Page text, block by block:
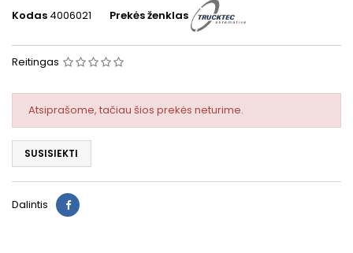
Kodas 4006021 Prekės ženklas
Reitingas
Atsiprašome, tačiau šios prekės neturime.
SUSISIEKTI
Dalintis